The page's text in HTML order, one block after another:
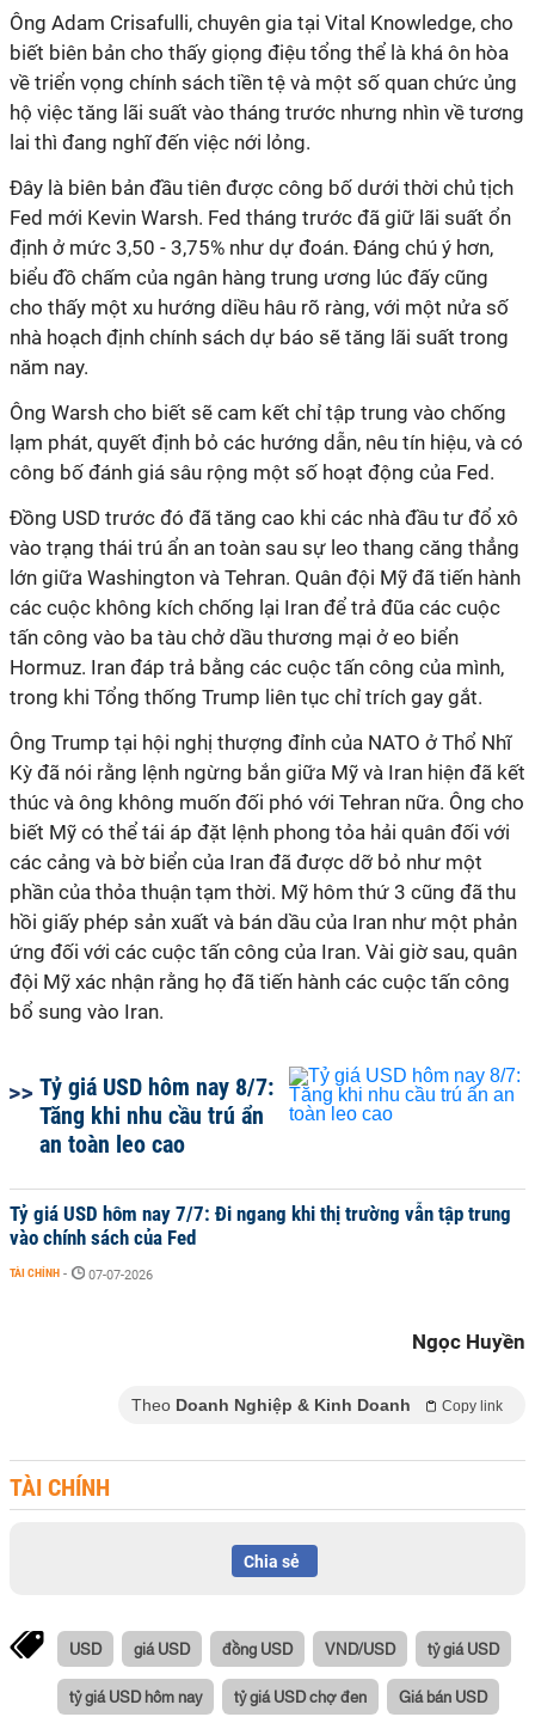
Ông Adam Crisafulli, chuyên gia tại Vital Knowledge, cho
biết biên bản cho thấy giọng điệu tổng thể là khá ôn hòa
về triển vọng chính sách tiền tệ và một số quan chức ủng
hộ việc tăng lãi suất vào tháng trước nhưng nhìn về tương
lai thì đang nghĩ đến việc nới lỏng.
Đây là biên bản đầu tiên được công bố dưới thời chủ tịch
Fed mới Kevin Warsh. Fed tháng trước đã giữ lãi suất ổn
định ở mức 3,50 - 3,75% như dự đoán. Đáng chú ý hơn,
biểu đồ chấm của ngân hàng trung ương lúc đấy cũng
cho thấy một xu hướng diều hâu rõ ràng, với một nửa số
nhà hoạch định chính sách dự báo sẽ tăng lãi suất trong
năm nay.
Ông Warsh cho biết sẽ cam kết chỉ tập trung vào chống
lạm phát, quyết định bỏ các hướng dẫn, nêu tín hiệu, và có
công bố đánh giá sâu rộng một số hoạt động của Fed.
Đồng USD trước đó đã tăng cao khi các nhà đầu tư đổ xô
vào trạng thái trú ẩn an toàn sau sự leo thang căng thẳng
lớn giữa Washington và Tehran. Quân đội Mỹ đã tiến hành
các cuộc không kích chống lại Iran để trả đũa các cuộc
tấn công vào ba tàu chở dầu thương mại ở eo biển
Hormuz. Iran đáp trả bằng các cuộc tấn công của mình,
trong khi Tổng thống Trump liên tục chỉ trích gay gắt.
Ông Trump tại hội nghị thượng đỉnh của NATO ở Thổ Nhĩ
Kỳ đã nói rằng lệnh ngừng bắn giữa Mỹ và Iran hiện đã kết
thúc và ông không muốn đối phó với Tehran nữa. Ông cho
biết Mỹ có thể tái áp đặt lệnh phong tỏa hải quân đối với
các cảng và bờ biển của Iran đã được dỡ bỏ như một
phần của thỏa thuận tạm thời. Mỹ hôm thứ 3 cũng đã thu
hồi giấy phép sản xuất và bán dầu của Iran như một phản
ứng đối với các cuộc tấn công của Iran. Vài giờ sau, quân
đội Mỹ xác nhận rằng họ đã tiến hành các cuộc tấn công
bổ sung vào Iran.
Tỷ giá USD hôm nay 8/7:
Tăng khi nhu cầu trú ẩn
an toàn leo cao
Tỷ giá USD hôm nay 7/7: Đi ngang khi thị trường vẫn tập trung
vào chính sách của Fed
TÀI CHÍNH - 07-07-2026
Ngọc Huyền
Theo Doanh Nghiệp & Kinh Doanh Copy link
TÀI CHÍNH
Chia sẻ
USD giá USD đồng USD VND/USD tỷ giá USD
tỷ giá USD hôm nay tỷ giá USD chợ đen Giá bán USD